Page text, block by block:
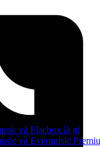
và Flacbox là gì
và Evermusic